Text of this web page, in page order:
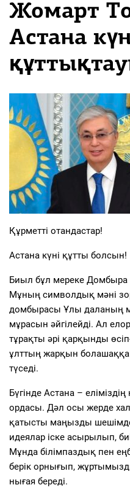
Жомарт
Астана
Құрметті отандастар!
Астана күні құтты болсын!
Биыл бұл мереке Домбыра
Мұның символдық мәні
домбырасы Ұлы даланың
мұрасын әйгілейді. Ал
тұрақты әрі қарқынды
ұлттың жарқын
түседі.
Бүгінде Астана –
ордасы. Дәл осы жерде
қатысты маңызды
идеялар іске асырылып,
Мұнда білімпаздық пен
берік орнығып,
нығая береді.